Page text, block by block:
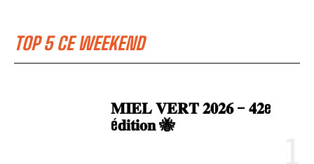
TOP 5 CE WEEKEND
𝐌𝐈𝐄𝐋 𝐕𝐄𝐑𝐓 𝟐𝟎𝟐𝟔 – 𝟒𝟐e
é𝐝𝐢𝐭𝐢𝐨𝐧 🐝